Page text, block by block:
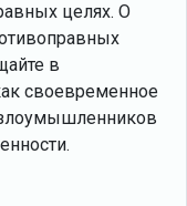
целях. О
в
своевременное